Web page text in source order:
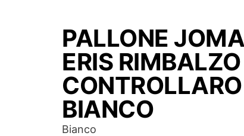
PALLONE JOMA
ERIS RIMBALZO
CONTROLLARO
BIANCO
Bianco